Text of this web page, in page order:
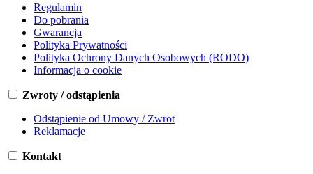
Regulamin
Do pobrania
Gwarancja
Polityka Prywatności
Polityka Ochrony Danych Osobowych (RODO)
Informacja o cookie
Zwroty / odstąpienia
Odstąpienie od Umowy / Zwrot
Reklamacje
Kontakt